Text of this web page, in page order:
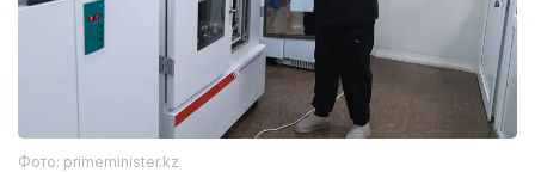
Фото: primeminister.kz